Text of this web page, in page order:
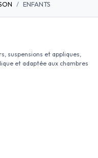
ENFANTS
suspensions et appliques,
et adaptée aux chambres